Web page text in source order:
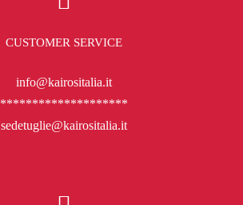
CUSTOMER SERVICE
info@kairositalia.it
********************
sedetuglie@kairositalia.it